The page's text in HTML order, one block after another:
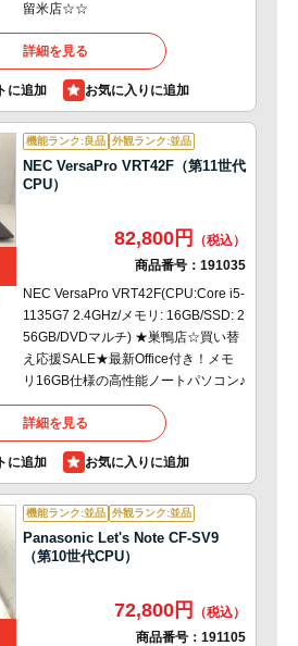
留米店☆☆
詳細を見る
に追加
機能ランク:良品 外観ランク:並品
NEC VersaPro VRT42F（第11世代
CPU）
82,800円
商品番号： 191035
NEC VersaPro VRT42F(CPU:Core i5-
1135G7 2.4GHz/メモリ: 16GB/SSD: 2
56GB/DVDマルチ) ★巣鴨店☆買い替
え応援SALE★最新Office付き！メモ
リ16GB仕様の高性能ノートパソコン♪
詳細を見る
に追加
機能ランク:並品 外観ランク:並品
Panasonic Let's Note CF-SV9
（第10世代CPU）
72,800円
商品番号： 191105